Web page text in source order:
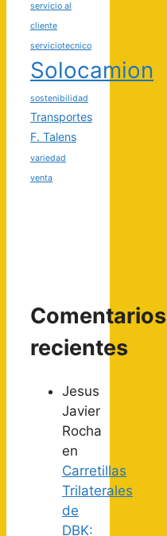
servicio al
cliente
serviciotecnico
Solocamion
sostenibilidad
Transportes
F. Talens
variedad
venta
Comentarios
recientes
Jesus
Javier
Rocha
en
Carretillas
Trilaterales
de
DBK: